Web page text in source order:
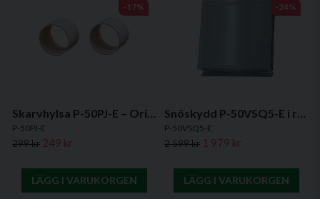
P-50PJ-E
299 kr 249 kr
LÄGG I VARUKORGEN
-17%
P-50VSQ5-E
2 599 kr 1 979 kr
LÄGG I VARUKORGEN
-24%